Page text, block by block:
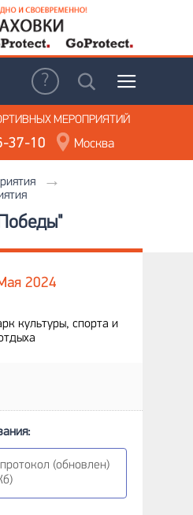
МЕРОПРИЯТИЙ
37-10 Москва
2024
культуры, спорта и
(обновлен)